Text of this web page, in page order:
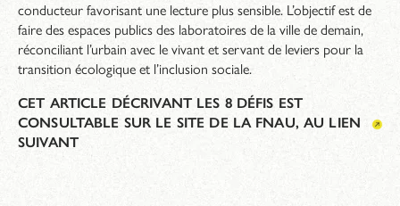
conducteur favorisant une lecture plus sensible. L’objectif est de
faire des espaces publics des laboratoires de la ville de demain,
réconciliant l’urbain avec le vivant et servant de leviers pour la
transition écologique et l’inclusion sociale.
CET ARTICLE DÉCRIVANT LES 8 DÉFIS EST
CONSULTABLE SUR LE SITE DE LA FNAU, AU LIEN
SUIVANT